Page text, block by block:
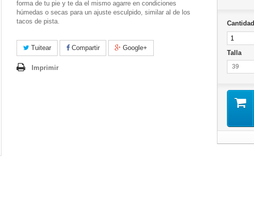
forma de tu pie y te da el mismo agarre en condiciones
húmedas o secas para un ajuste esculpido, similar al de los
tacos de pista.
Tuitear Compartir Google+
Imprimir
Cantidad
Talla
39